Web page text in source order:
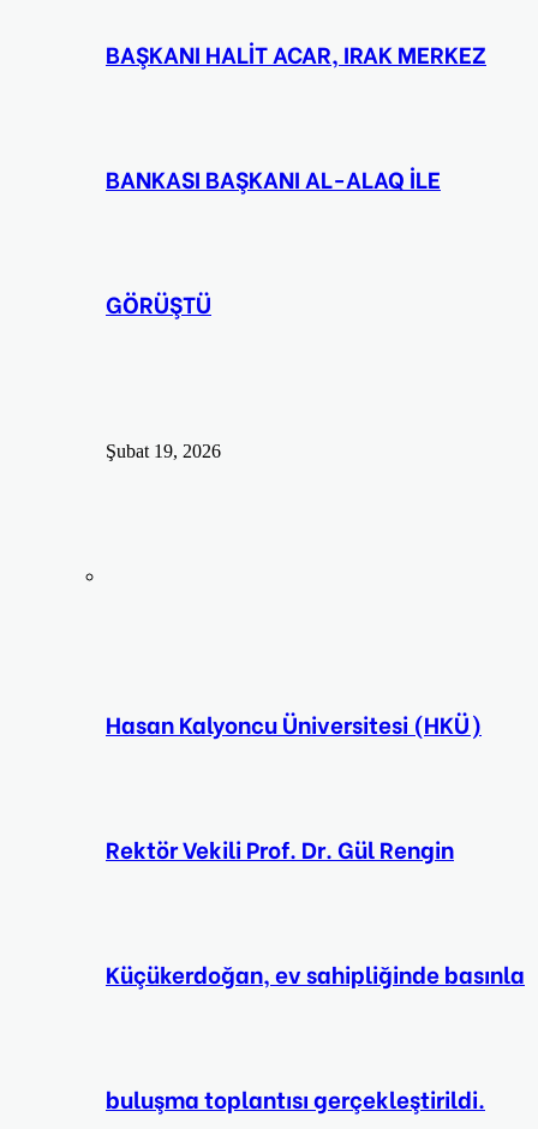
BAŞKANI HALİT ACAR, IRAK MERKEZ
BANKASI BAŞKANI AL-ALAQ İLE
GÖRÜŞTÜ
Şubat 19, 2026
Hasan Kalyoncu Üniversitesi (HKÜ)
Rektör Vekili Prof. Dr. Gül Rengin
Küçükerdoğan, ev sahipliğinde basınla
buluşma toplantısı gerçekleştirildi.